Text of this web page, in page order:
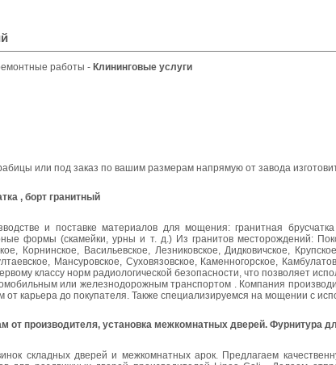
работы - Клининговые услуги
или под заказ по вашим размерам напрямую от завода
, борт гранитный
и поставке материалов для мощения: гранитная
формы (скамейки, урны и т. д.) Из гранитов месторождений:
Корнинское, Васильевское, Лезниковское, Дидковичское,
Мансуровское, Суховязовское, Каменногорское,
классу норм радиологической безопасности, что позволяет
или железнодорожным транспортом . Компания
карьера до покупателя. Также специализируемся на мощении с
от производителя, установка межкомнатных дверей. Фурнитура
складных дверей и межкомнатных арок. Предлагаем